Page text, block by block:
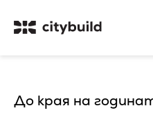
До края на